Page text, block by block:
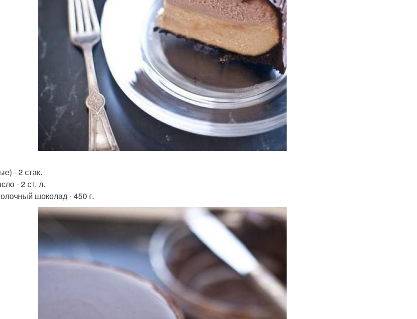
- 2 стак.
- 2 ст. л.
шоколад - 450 г.